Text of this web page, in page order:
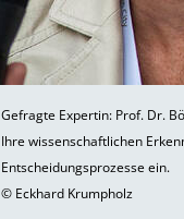
Gefragte Expertin: Prof. Dr.
Ihre wissenschaftlichen
Entscheidungsprozesse ein.
© Eckhard Krumpholz